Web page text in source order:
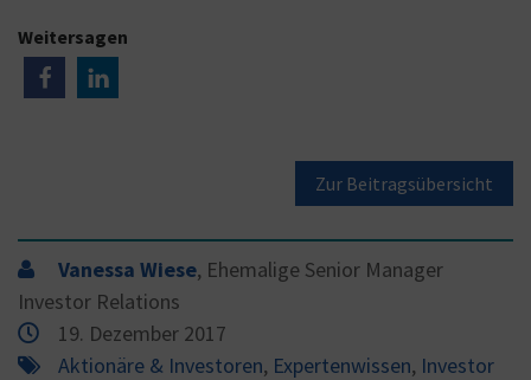
Weitersagen
Zur Beitragsübersicht
Vanessa Wiese, Ehemalige Senior Manager
Investor Relations
19. Dezember 2017
Aktionäre & Investoren, Expertenwissen, Investor